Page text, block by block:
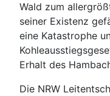
Wald zum
seiner Existenz
eine Katastrophe
Erhalt des
Die NRW